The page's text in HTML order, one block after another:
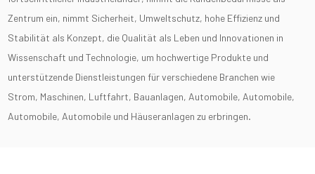
Zentrum ein, nimmt Sicherheit, Umweltschutz, hohe Effizienz und
Stabilität als Konzept, die Qualität als Leben und Innovationen in
Wissenschaft und Technologie, um hochwertige Produkte und
unterstützende Dienstleistungen für verschiedene Branchen wie
Strom, Maschinen, Luftfahrt, Bauanlagen, Automobile, Automobile,
Automobile, Automobile und Häuseranlagen zu erbringen.